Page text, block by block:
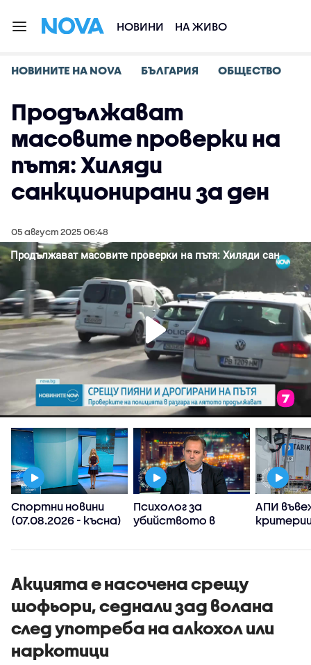
НОВИНИ НА ЖИВО
НОВИНИТЕ НА NOVA БЪЛГАРИЯ ОБЩЕСТВО
Продължават
масовите проверки на
пътя: Хиляди
санкционирани за ден
05 август 2025 06:48
Спортни новини
(07.08.2026 - късна)
Психолог за
убийството в
Възрастните
агресивно
поведение
АПИ
Акцията е насочена срещу
шофьори, седнали зад волана
след употреба на алкохол или
наркотици